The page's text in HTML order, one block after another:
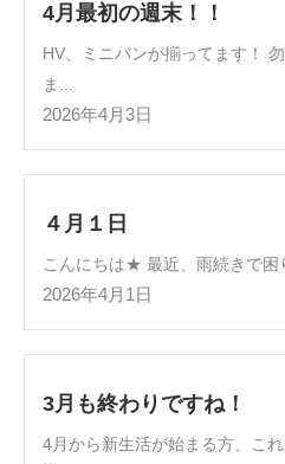
4月最初の週末！！
HV、ミニバンが揃ってます！
ま...
2026年4月3日
４月１日
こんにちは★ 最近、雨続きで困
2026年4月1日
3月も終わりですね！
4月から新生活が始まる方、こ